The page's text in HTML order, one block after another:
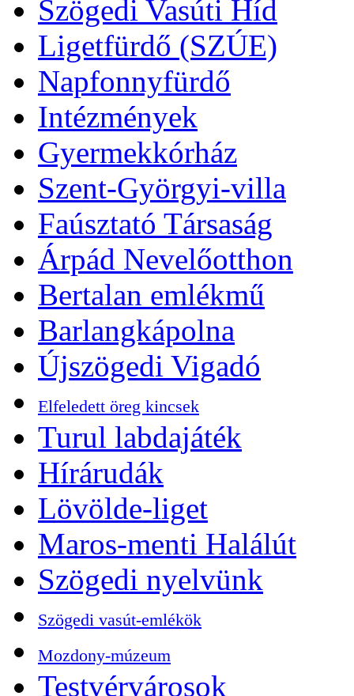
Szögedi Vasúti Híd
Ligetfürdő (SZÚE)
Napfonnyfürdő
Intézmények
Gyermekkórház
Szent-Györgyi-villa
Faúsztató Társaság
Árpád Nevelőotthon
Bertalan emlékmű
Barlangkápolna
Újszögedi Vigadó
Elfeledett öreg kincsek
Turul labdajáték
Hírárudák
Lövölde-liget
Maros-menti Halálút
Szögedi nyelvünk
Szögedi vasút-emlékök
Mozdony-múzeum
Testvérvárosok